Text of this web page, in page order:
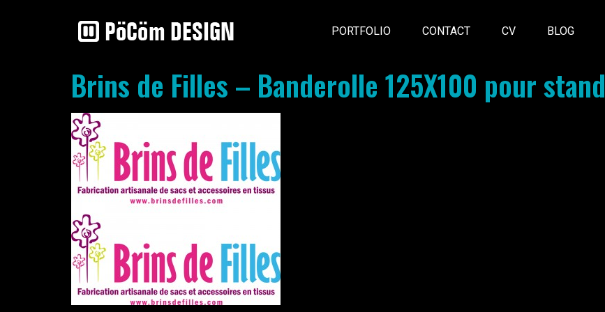
PORTFOLIO CONTACT CV BLOG
Brins de Filles – Banderolle 125X100 pour stand